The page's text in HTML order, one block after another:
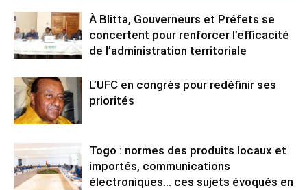
À Blitta, Gouverneurs et Préfets se
concertent pour renforcer l’efficacité
de l’administration territoriale
L’UFC en congrès pour redéfinir ses
priorités
Togo : normes des produits locaux et
importés, communications
électroniques… ces sujets évoqués en